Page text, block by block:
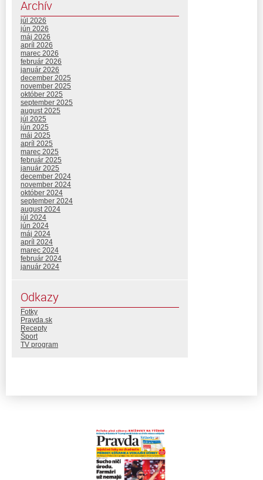
Archív
júl 2026
jún 2026
máj 2026
apríl 2026
marec 2026
február 2026
január 2026
december 2025
november 2025
október 2025
september 2025
august 2025
júl 2025
jún 2025
máj 2025
apríl 2025
marec 2025
február 2025
január 2025
december 2024
november 2024
október 2024
september 2024
august 2024
júl 2024
jún 2024
máj 2024
apríl 2024
marec 2024
február 2024
január 2024
Odkazy
Fotky
Pravda.sk
Recepty
Šport
TV program